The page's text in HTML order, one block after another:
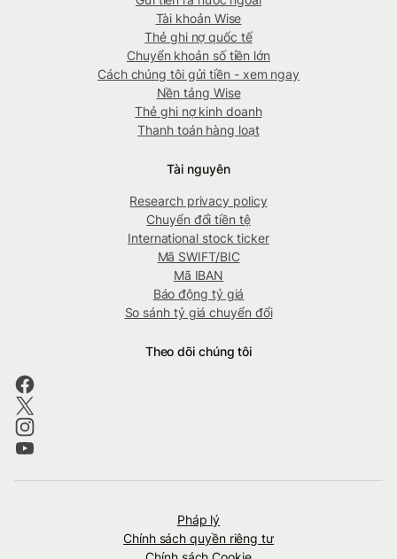
Tài khoản Wise
Thẻ ghi nợ quốc tế
Chuyển khoản số tiền lớn
Cách chúng tôi gửi tiền - xem ngay
Nền tảng Wise
Thẻ ghi nợ kinh doanh
Thanh toán hàng loạt
Tài nguyên
Research privacy policy
Chuyển đổi tiền tệ
International stock ticker
Mã SWIFT/BIC
Mã IBAN
Báo động tỷ giá
So sánh tỷ giá chuyển đổi
Theo dõi chúng tôi
Pháp lý
Chính sách quyền riêng tư